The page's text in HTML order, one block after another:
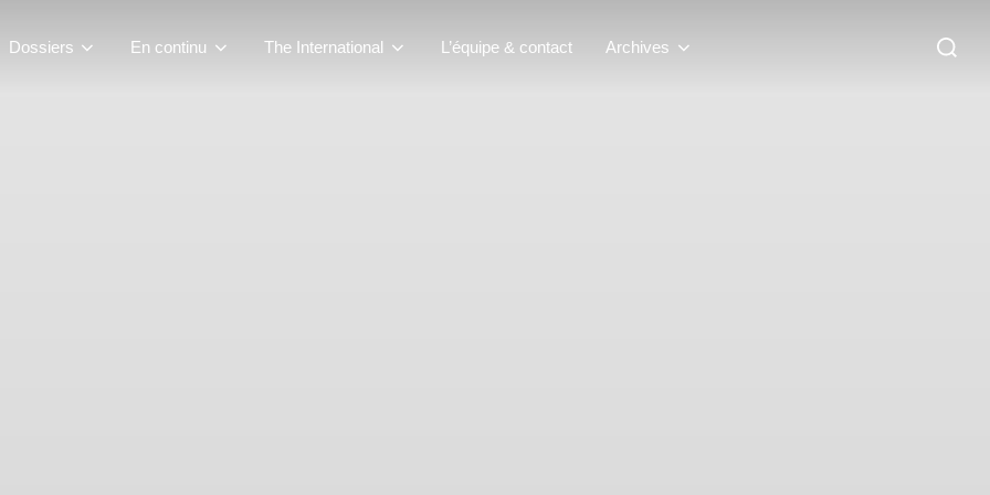
Dossiers En continu The International L’équipe & contact Archives